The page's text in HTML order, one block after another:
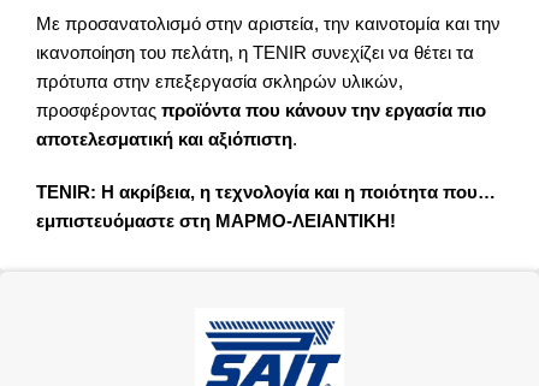
Με προσανατολισμό στην αριστεία, την καινοτομία και την
ικανοποίηση του πελάτη, η TENIR συνεχίζει να θέτει τα
πρότυπα στην επεξεργασία σκληρών υλικών,
προσφέροντας προϊόντα που κάνουν την εργασία πιο
αποτελεσματική και αξιόπιστη.
TENIR: Η ακρίβεια, η τεχνολογία και η ποιότητα που…
εμπιστευόμαστε στη ΜΑΡΜΟ-ΛΕΙΑΝΤΙΚΗ!